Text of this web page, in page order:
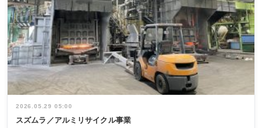
2026.05.29 05:00
スズムラ／アルミリサイクル事業